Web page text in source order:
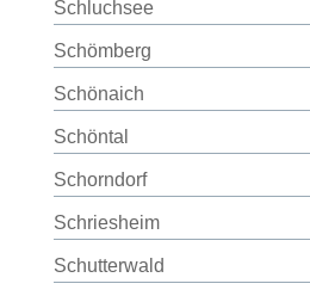
Schluchsee
Schömberg
Schönaich
Schöntal
Schorndorf
Schriesheim
Schutterwald